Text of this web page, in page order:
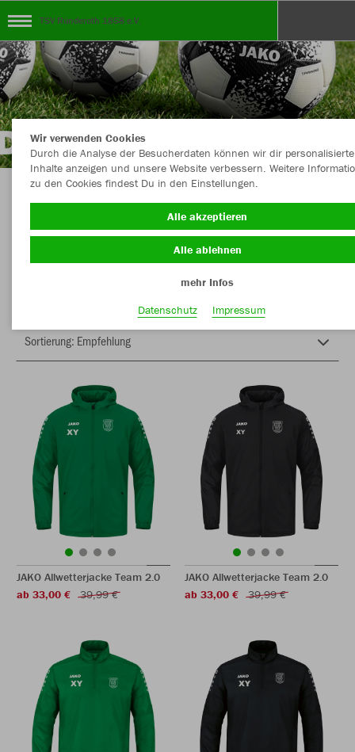
TSV Ründeroth 1858 e.V.
TEAMSHOP - TSV RÜNDEROTH 1858 e.V.
JAKO Allwetterjacke Team 2.0
ab 33,00 €
39,99 €
JAKO Allwetterjacke Team 2.0
ab 33,00 €
39,99 €
Wir verwenden Cookies
Durch die Analyse der Besucherdaten können wir dir personalisierte
Inhalte anzeigen und unsere Website verbessern. Weitere
zu den Cookies findest Du in den Einstellungen.
Alle akzeptieren
Alle ablehnen
mehr Infos
Datenschutz
Impressum